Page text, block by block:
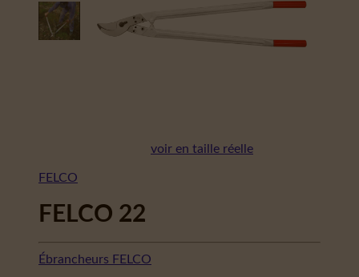
voir en taille réelle
FELCO
FELCO 22
Ébrancheurs FELCO